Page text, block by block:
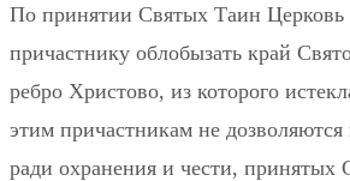
По принятии Святых Таин Церковь
причастнику облобызать край
ребро Христово, из которого
этим причастникам не
ради охранения и чести, принятых